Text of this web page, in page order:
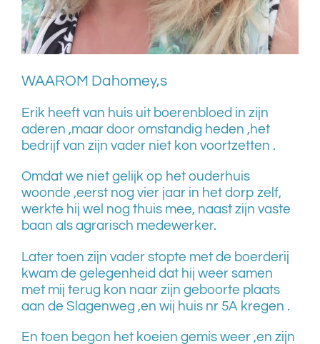
WAAROM Dahomey,s
Erik heeft van huis uit boerenbloed in zijn
aderen ,maar door omstandig heden ,het
bedrijf van zijn vader niet kon voortzetten .
Omdat we niet gelijk op het ouderhuis
woonde ,eerst nog vier jaar in het dorp zelf,
werkte hij wel nog thuis mee, naast zijn vaste
baan als agrarisch medewerker.
Later toen zijn vader stopte met de boerderij
kwam de gelegenheid dat hij weer samen
met mij terug kon naar zijn geboorte plaats
aan de Slagenweg ,en wij huis nr 5A kregen .
En toen begon het koeien gemis weer ,en zijn